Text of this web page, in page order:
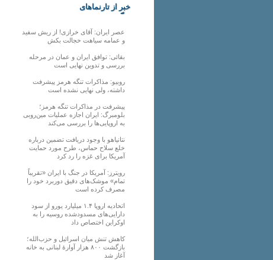
خبر از تارنماهای
دیگر
عصر ایران: آقای خرازی! از ریش سفید
و عمامه سیاهت خجالت بکش
بقائی: توافق ایران و عمان در مرحله
بررسی و تدوین نهایی است
روبیو: مذاکرات تنگه هرمز پیشرفت
داشته، ولی نهایی نشده است
پیشرفت در مذاکرات تنگه هرمز؛
بلومبرگ: ایران اجازه عملیات مین‌روبی
به اروپایی‌ها را بررسی می‌کند
نتانیاهو با وجود دریافت تضمین درباره
خلع سلاح حماس، طرح مورد حمایت
آمریکا برای غزه را رد کرد
رویترز: آمریکا در جنگ با ایران «تقریباً
تمام» موشک‌های دقیق دوربرد خود را
مصرف کرده است
اتحادیه اروپا ۱.۴ میلیارد یورو از سود
دارایی‌های مسدودشده روسیه را به
اوکراین ‏اختصاص داد
کاهش تنش میان اسرائیل و حزب‌الله؛
بازگشت ۸۰۰ هزار آوارۀ لبنانی به خانه‌
آغاز شد